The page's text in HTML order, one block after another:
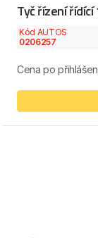
Tyč řízení řídící
Kód AUTOS
0206257
Cena po